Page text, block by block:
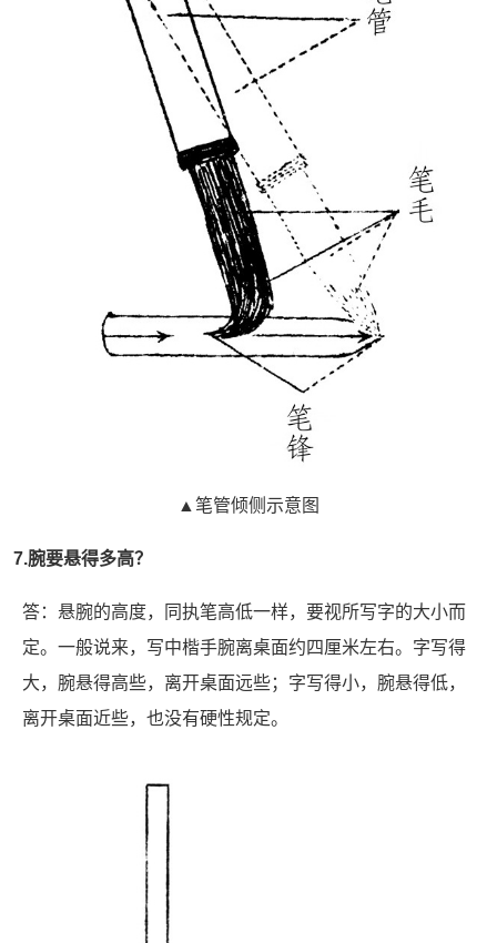
▲笔管倾侧示意图
7.腕要悬得多高？
答：悬腕的高度，同执笔高低一样，要视所写字的大小而
定。一般说来，写中楷手腕离桌面约四厘米左右。字写得
大，腕悬得高些，离开桌面远些；字写得小，腕悬得低，
离开桌面近些，也没有硬性规定。